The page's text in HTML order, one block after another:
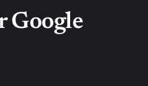
Google